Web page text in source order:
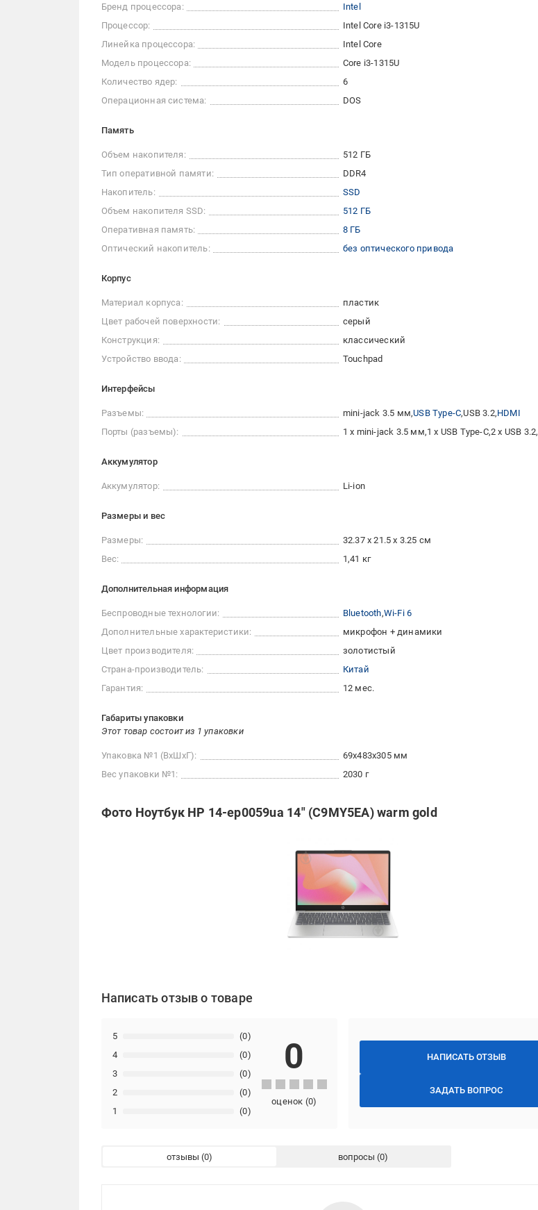
Бренд процессора:
Intel
Процессор:
Intel Core i3-1315U
Линейка процессора:
Intel Core
Модель процессора:
Core i3-1315U
Количество ядер:
6
Операционная система:
DOS
Память
Объем накопителя:
512 ГБ
Тип оперативной памяти:
DDR4
Накопитель:
SSD
Объем накопителя SSD:
512 ГБ
Оперативная память:
8 ГБ
Оптический накопитель:
без оптического привода
Корпус
Материал корпуса:
пластик
Цвет рабочей поверхности:
серый
Конструкция:
классический
Устройство ввода:
Touchpad
Интерфейсы
Разъемы: mini-jack 3.5 мм USB Type-C USB 3.2 HDMI
Порты (разъемы):
1 x mini-jack 3.5 мм 1 x USB Type-C 2 x USB 3.2
Аккумулятор
Аккумулятор: Li-ion
Размеры и вес
Размеры:
32.37 x 21.5 x 3.25 см
Вес:
1,41 кг
Дополнительная информация
Беспроводные технологии: Bluetooth Wi-Fi 6
Дополнительные характеристики:
микрофон + динамики
Цвет производителя:
золотистый
Страна-производитель:
Китай
Гарантия:
12 мес.
Габариты упаковки
Этот товар состоит из 1 упаковки
Упаковка №1 (ВхШхГ):
69x483x305 мм
Вес упаковки №1:
2030 г
Фото Ноутбук HP 14-ep0059ua 14" (C9MY5EA) warm gold
Написать отзыв о товаре
НАПИСАТЬ ОТЗЫВ
ЗАДАТЬ ВОПРОС
1 (0)
2 (0)
3 (0)
4 (0)
5 (0)
0
оценок (0)
отзывы вопросы